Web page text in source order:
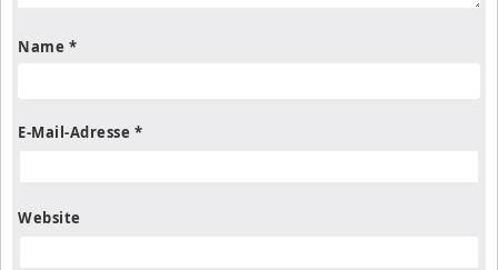
Name *
E-Mail-Adresse *
Website